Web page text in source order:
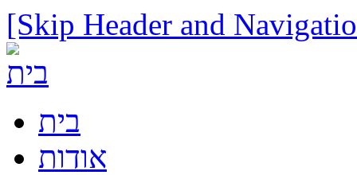
[Skip Header and
בית
אודות